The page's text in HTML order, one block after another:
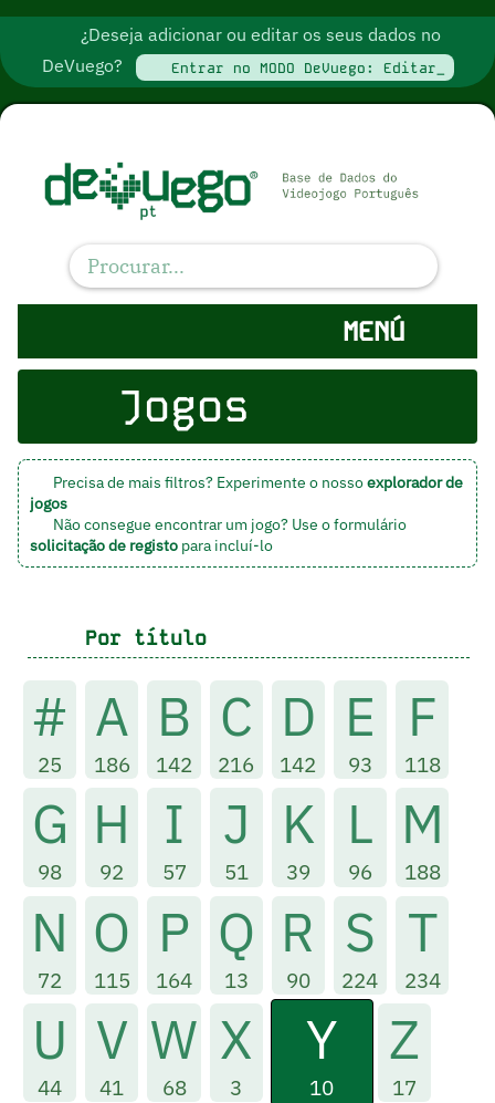
¿Deseja adicionar ou editar os seus dados no
DeVuego?
Entrar no MODO DeVuego: Editar_
MENÚ
Jogos
Precisa de mais filtros? Experimente o nossoexplorador de
jogos
Não consegue encontrar um jogo? Use o formulário
solicitação de registopara incluí-lo
Por título
#
25
A
186
B
142
C
216
D
142
E
93
F
118
G
98
H
92
I
57
J
51
K
39
L
96
M
188
N
72
O
115
P
164
Q
13
R
90
S
224
T
234
U
44
V
41
W
68
X
3
Y
10
Z
17